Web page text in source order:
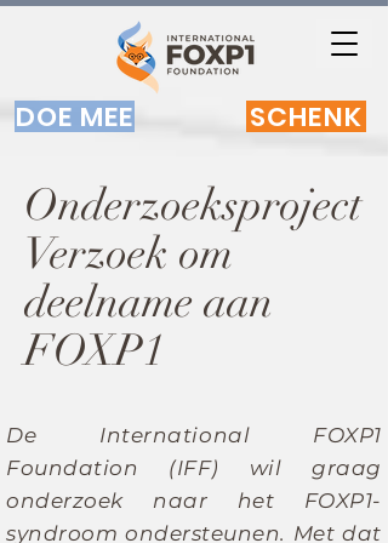
DOE MEE SCHENK
Onderzoeksproject
Verzoek om
deelname aan
FOXP1
De International FOXP1
Foundation (IFF) wil graag
onderzoek naar het FOXP1-
syndroom ondersteunen. Met dat